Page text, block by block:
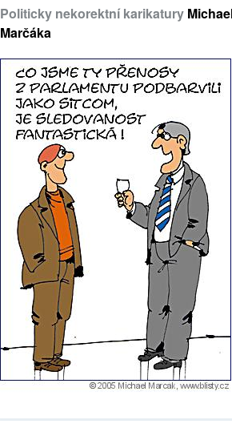
Politicky nekorektní karikatury
Marčáka